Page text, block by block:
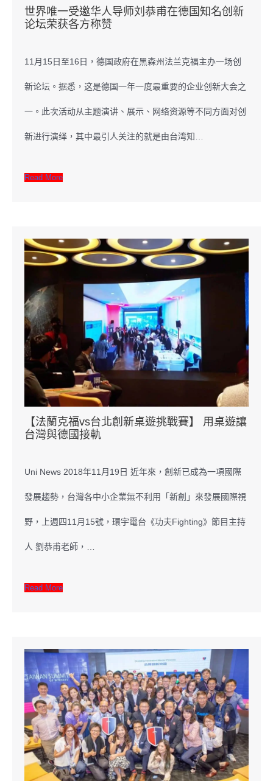
世界唯一受邀华人导师刘恭甫在德国知名创新
论坛荣获各方称赞
11月15日至16日，德国政府在黑森州法兰克福主办一场创
新论坛。据悉，这是德国一年一度最重要的企业创新大会之
一。此次活动从主题演讲、展示、网络资源等不同方面对创
新进行演绎，其中最引人关注的就是由台湾知…
Read More
【法蘭克福vs台北創新桌遊挑戰賽】 用桌遊讓
台灣與德國接軌
Uni News 2018年11月19日 近年來，創新已成為一項國際
發展趨勢，台灣各中小企業無不利用「新創」來發展國際視
野，上週四11月15號，環宇電台《功夫Fighting》節目主持
人 劉恭甫老師，…
Read More